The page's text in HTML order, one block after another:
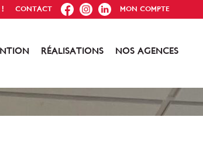
! CONTACT FB IG IN MON COMPTE
RÉALISATIONS NOS AGENCES